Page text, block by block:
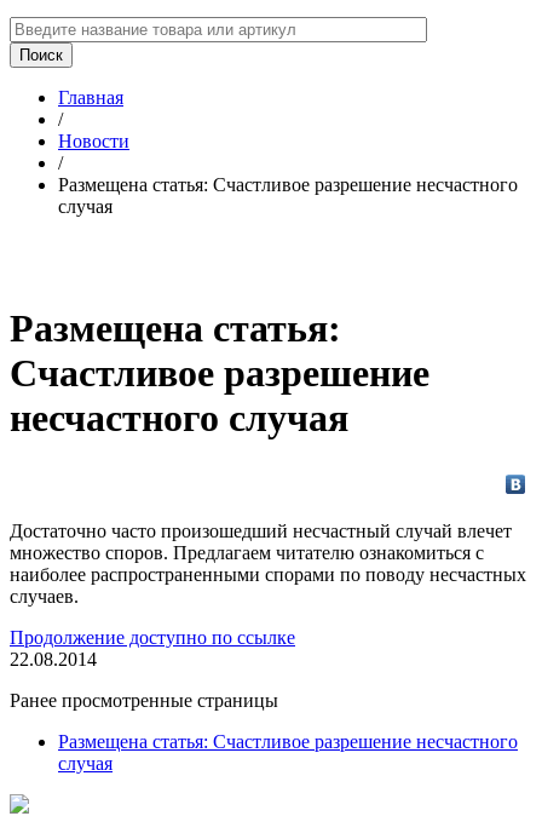
Главная
/
Новости
/
Размещена статья: Счастливое разрешение несчастного
случая
Размещена статья:
Счастливое разрешение
несчастного случая
Достаточно часто произошедший несчастный случай влечет
множество споров. Предлагаем читателю ознакомиться с
наиболее распространенными спорами по поводу несчастных
случаев.
Продолжение доступно по ссылке
22.08.2014
Ранее просмотренные страницы
Размещена статья: Счастливое разрешение несчастного
случая